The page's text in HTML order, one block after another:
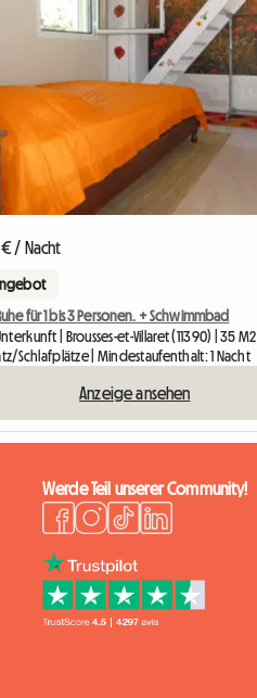
/ Nacht
für 1 bis 3 Personen. + Schwimmbad
| Brousses-et-Villaret (11390) | 35 M2
Schlafplätze | Mindestaufenthalt: 1 Nacht
Anzeige ansehen
Werde Teil unserer Community!